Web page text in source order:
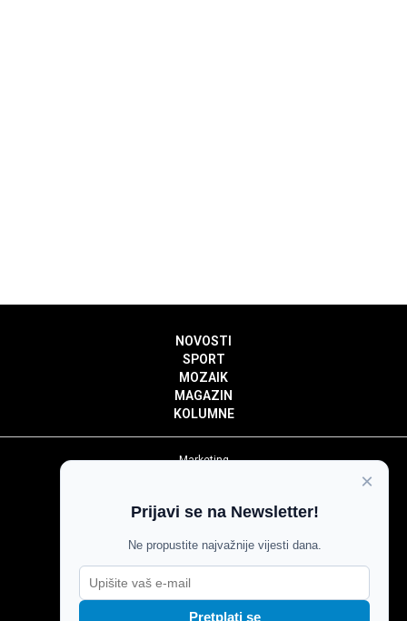
NOVOSTI
SPORT
MOZAIK
MAGAZIN
KOLUMNE
Marketing
Impressum
Pravila komentiranja
Agroglas
×
Prijavi se na Newsletter!
Ne propustite najvažnije vijesti dana.
Pretplati se